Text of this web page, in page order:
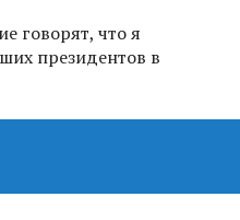
говорят, что я
президентов в